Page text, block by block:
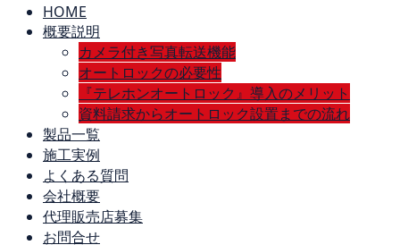
HOME
概要説明
カメラ付き写真転送機能
オートロックの必要性
『テレホンオートロック』導入のメリット
資料請求からオートロック設置までの流れ
製品一覧
施工実例
よくある質問
会社概要
代理販売店募集
お問合せ